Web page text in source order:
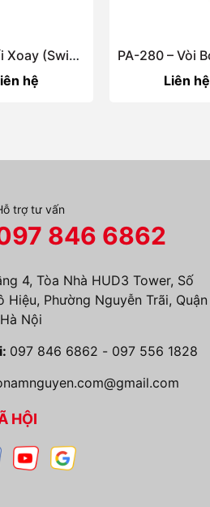
Khớp Nối Xoay (Swivels)
hệ
Liên hệ
trợ tư vấn
846 6862
4, Tòa Nhà HUD3 Tower, Số
Hiệu, Phường Nguyễn Trãi, Quận
Nội
097 846 6862 - 097 556 1828
HỘI